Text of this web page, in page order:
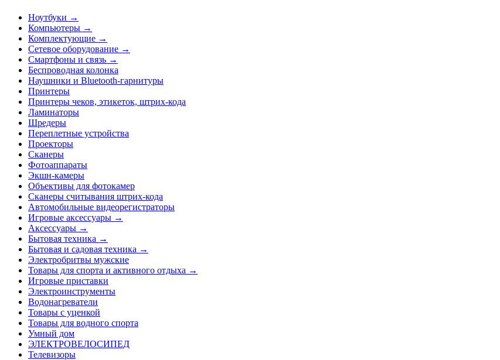
Ноутбуки →
Компьютеры →
Комплектующие →
Сетевое оборудование →
Смартфоны и связь →
Беспроводная колонка
Наушники и Bluetooth-гарнитуры
Принтеры
Принтеры чеков, этикеток, штрих-кода
Ламинаторы
Шредеры
Переплетные устройства
Проекторы
Сканеры
Фотоаппараты
Экшн-камеры
Объективы для фотокамер
Сканеры считывания штрих-кода
Автомобильные видеорегистраторы
Игровые аксессуары →
Аксессуары →
Бытовая техника →
Бытовая и садовая техника →
Электробритвы мужские
Товары для спорта и активного отдыха →
Игровые приставки
Электроинструменты
Водонагреватели
Товары с уценкой
Товары для водного спорта
Умный дом
ЭЛЕКТРОВЕЛОСИПЕД
Телевизоры